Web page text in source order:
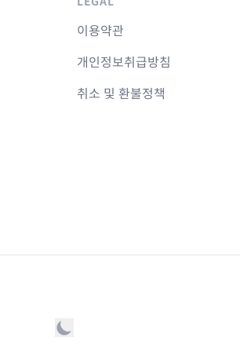
이용약관
개인정보취급방침
취소 및 환불정책